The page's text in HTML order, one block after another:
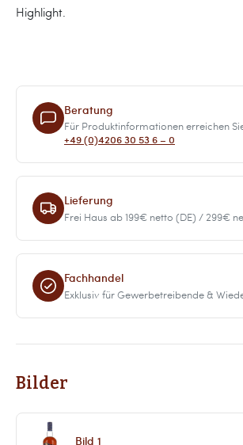
Highlight.
Beratung
Für Produktinformationen erreichen
+49 (0)4206 30 53 6 – 0
Lieferung
Frei Haus ab 199€ netto (DE) / 299€
Fachhandel
Exklusiv für Gewerbetreibende &
Bilder
Bild 1